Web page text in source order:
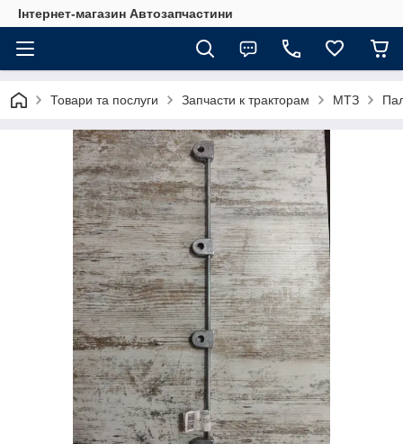
Інтернет-магазин Автозапчастини
Товари та послуги Запчасти к тракторам МТЗ